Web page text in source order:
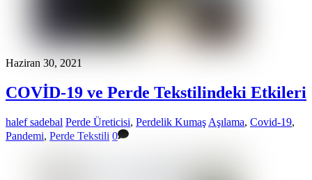
Haziran 30, 2021
COVİD-19 ve Perde Tekstilindeki Etkileri
halef sadebal Perde Üreticisi, Perdelik Kumaş Aşılama, Covid-19,
Pandemi, Perde Tekstili 0